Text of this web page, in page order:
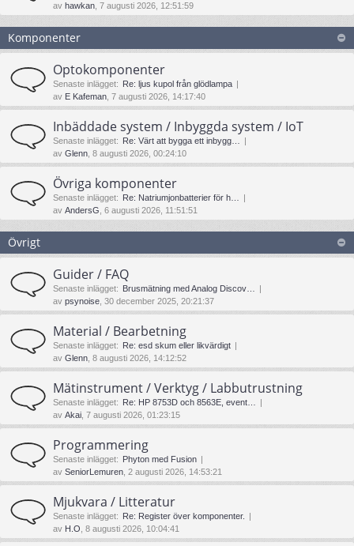
av hawkan , 7 augusti 2026, 12:51:59
Komponenter
Optokomponenter
Senaste inlägget: Re: ljus kupol från glödlampa
av E Kafeman , 7 augusti 2026, 14:17:40
Inbäddade system / Inbyggda system / IoT
Senaste inlägget: Re: Värt att bygga ett inbygg…
av Glenn , 8 augusti 2026, 00:24:10
Övriga komponenter
Senaste inlägget: Re: Natriumjonbatterier för h…
av AndersG , 6 augusti 2026, 11:51:51
Övrigt
Guider / FAQ
Senaste inlägget: Brusmätning med Analog Discov…
av psynoise , 30 december 2025, 20:21:37
Material / Bearbetning
Senaste inlägget: Re: esd skum eller likvärdigt
av Glenn , 8 augusti 2026, 14:12:52
Mätinstrument / Verktyg / Labbutrustning
Senaste inlägget: Re: HP 8753D och 8563E, event…
av Akai , 7 augusti 2026, 01:23:15
Programmering
Senaste inlägget: Phyton med Fusion
av SeniorLemuren , 2 augusti 2026, 14:53:21
Mjukvara / Litteratur
Senaste inlägget: Re: Register över komponenter.
av H.O , 8 augusti 2026, 10:04:41